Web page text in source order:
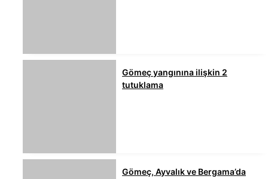
Gömeç yangınına ilişkin 2
tutuklama
Gömeç, Ayvalık ve Bergama’da